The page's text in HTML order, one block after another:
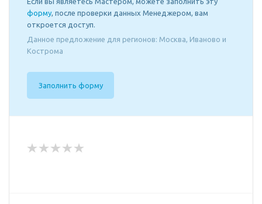
форму, после проверки данных Менеджером, вам
откроется доступ.
Данное предложение для регионов: Москва, Иваново и
Кострома
Заполнить форму